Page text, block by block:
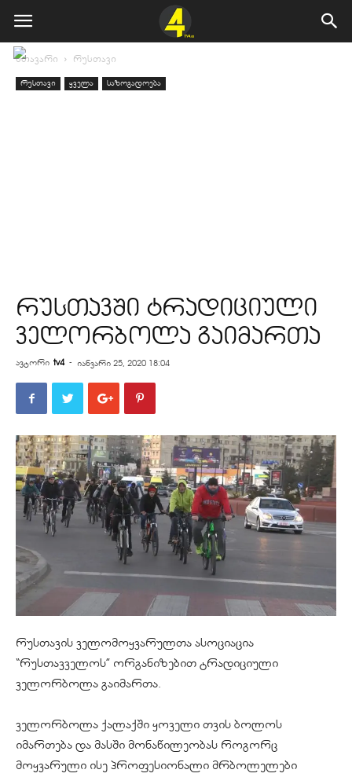
მთავარი რუსთავი
რუსთავი ყველა საზოგადოება
რუსთავში ტრადიციული
ველორბოლა გაიმართა
ავტორი tv4 - იანვარი 25, 2020 18:04
რუსთავის ველომოყვარულთა ასოციაცია
“რუსთავველოს” ორგანიზებით ტრადიციული
ველორბოლა გაიმართა.
ველორბოლა ქალაქში ყოველი თვის ბოლოს
იმართება და მასში მონაწილეობას როგორც
მოყვარული ისე პროფესიონალი მრბოლელები